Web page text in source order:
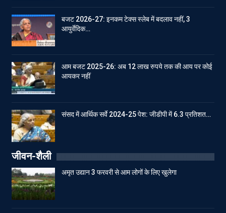
बजट 2026-27: इनकम टेक्स स्लेब में बदलाव नहीं, 3
आयुर्वेदिक…
आम बजट 2025-26: अब 12 लाख रुपये तक की आय पर कोई
आयकर नहीं
संसद में आर्थिक सर्वे 2024-25 पेश: जीडीपी में 6.3 प्रतिशत…
जीवन-शैली
अमृत उद्यान 3 फरवरी से आम लोगों के लिए खुलेगा